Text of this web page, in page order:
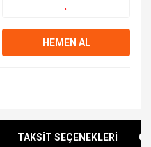
HEMEN AL
TAKSİT SEÇENEKLERİ